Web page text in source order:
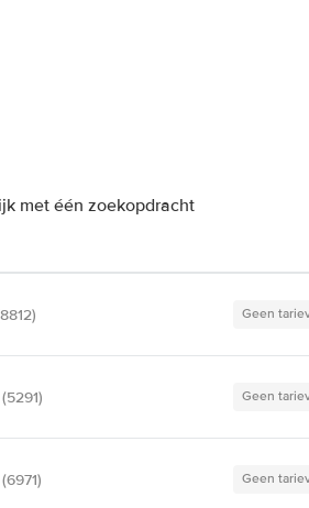
met één zoekopdracht
Geen
(5291) Geen
(6971) Geen